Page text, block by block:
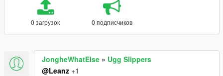
0 загрузок 0 подписчиков
JongheWhatElse » Ugg Slippers
@Leanz +1